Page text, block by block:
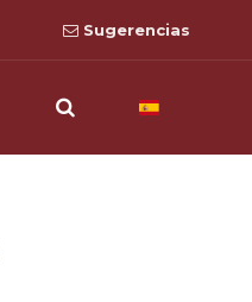
Sugerencias